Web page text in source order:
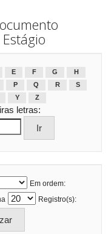
E F G
H
P Q R
S
Y Z
letras:
Em ordem:
Registro(s):